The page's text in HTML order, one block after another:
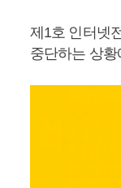
제1호 인터넷
중단하는 상황